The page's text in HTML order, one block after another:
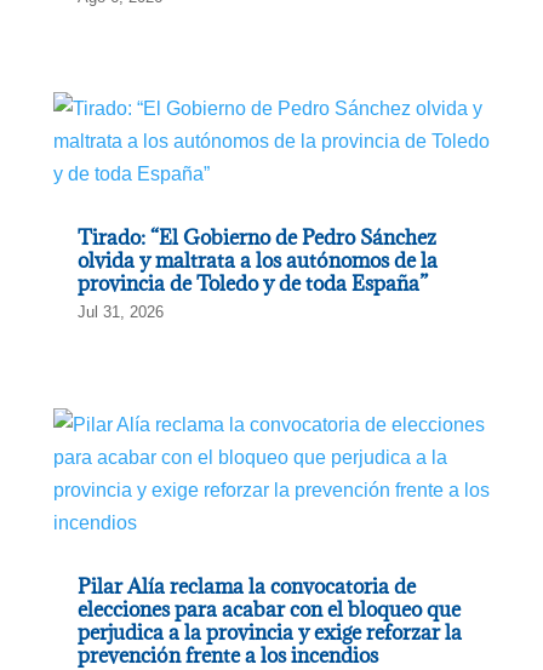
Tirado: “El Gobierno de Pedro Sánchez
olvida y maltrata a los autónomos de la
provincia de Toledo y de toda España”
Jul 31, 2026
Pilar Alía reclama la convocatoria de
elecciones para acabar con el bloqueo que
perjudica a la provincia y exige reforzar la
prevención frente a los incendios